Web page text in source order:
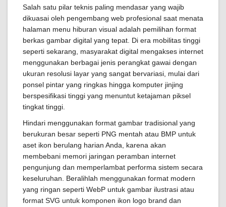
Salah satu pilar teknis paling mendasar yang wajib
dikuasai oleh pengembang web profesional saat menata
halaman menu hiburan visual adalah pemilihan format
berkas gambar digital yang tepat. Di era mobilitas tinggi
seperti sekarang, masyarakat digital mengakses internet
menggunakan berbagai jenis perangkat gawai dengan
ukuran resolusi layar yang sangat bervariasi, mulai dari
ponsel pintar yang ringkas hingga komputer jinjing
berspesifikasi tinggi yang menuntut ketajaman piksel
tingkat tinggi.
Hindari menggunakan format gambar tradisional yang
berukuran besar seperti PNG mentah atau BMP untuk
aset ikon berulang harian Anda, karena akan
membebani memori jaringan peramban internet
pengunjung dan memperlambat performa sistem secara
keseluruhan. Beralihlah menggunakan format modern
yang ringan seperti WebP untuk gambar ilustrasi atau
format SVG untuk komponen ikon logo brand dan